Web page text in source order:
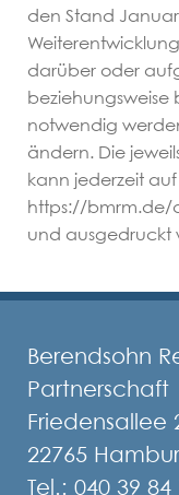
den Stand
darüber oder
beziehungsweise
notwendig
ändern. Die
kann jederzeit
https://bmrm.de/
und ausgedruckt
Berendsohn
Partnerschaft
Friedensallee
22765
Tel.: 040 39 84